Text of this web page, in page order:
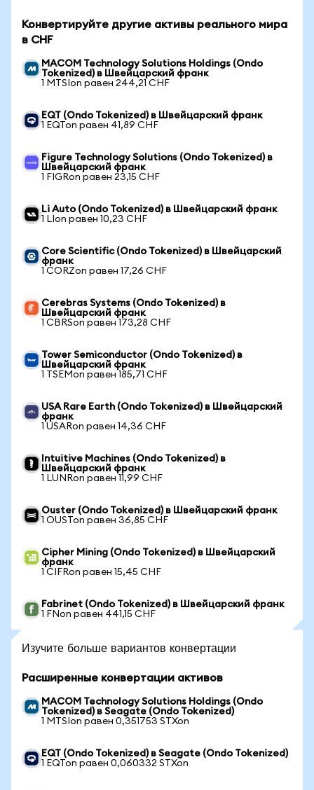
Конвертируйте другие активы реального мира
в CHF
MACOM Technology Solutions Holdings (Ondo
Tokenized) в Швейцарский франк
1 MTSIon равен 244,21 CHF
EQT (Ondo Tokenized) в Швейцарский франк
1 EQTon равен 41,89 CHF
Figure Technology Solutions (Ondo Tokenized) в
Швейцарский франк
1 FIGRon равен 23,15 CHF
Li Auto (Ondo Tokenized) в Швейцарский франк
1 LIon равен 10,23 CHF
Core Scientific (Ondo Tokenized) в Швейцарский
франк
1 CORZon равен 17,26 CHF
Cerebras Systems (Ondo Tokenized) в
Швейцарский франк
1 CBRSon равен 173,28 CHF
Tower Semiconductor (Ondo Tokenized) в
Швейцарский франк
1 TSEMon равен 185,71 CHF
USA Rare Earth (Ondo Tokenized) в Швейцарский
франк
1 USARon равен 14,36 CHF
Intuitive Machines (Ondo Tokenized) в
Швейцарский франк
1 LUNRon равен 11,99 CHF
Ouster (Ondo Tokenized) в Швейцарский франк
1 OUSTon равен 36,85 CHF
Cipher Mining (Ondo Tokenized) в Швейцарский
франк
1 CIFRon равен 15,45 CHF
Fabrinet (Ondo Tokenized) в Швейцарский франк
1 FNon равен 441,15 CHF
Изучите больше вариантов конвертации
Расширенные конвертации активов
MACOM Technology Solutions Holdings (Ondo
Tokenized) в Seagate (Ondo Tokenized)
1 MTSIon равен 0,351753 STXon
EQT (Ondo Tokenized) в Seagate (Ondo Tokenized)
1 EQTon равен 0,060332 STXon